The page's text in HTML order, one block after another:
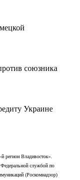
союзника
Украине
регион Владивосток».
службой по
(Роскомнадзор)